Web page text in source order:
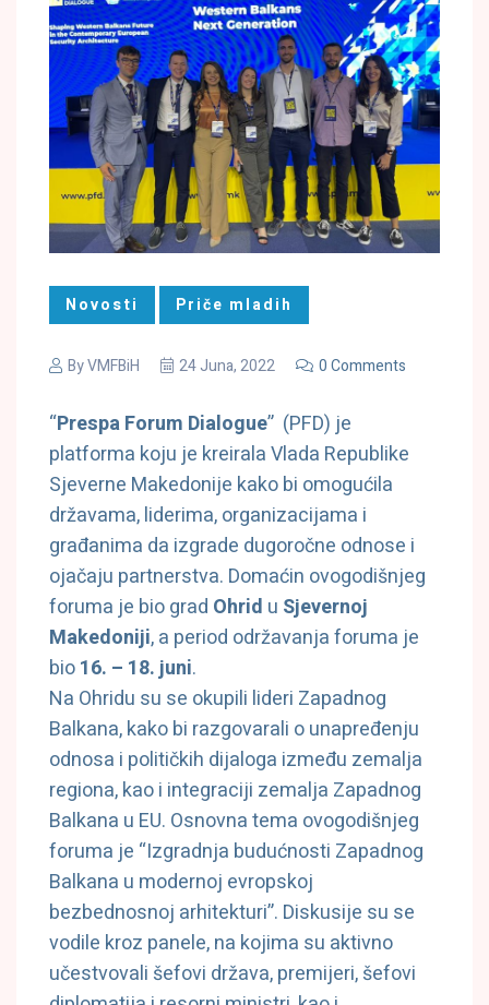
Novosti Priče mladih
ByVMFBiH 24 Juna, 2022 0 Comments
“Prespa Forum Dialogue” (PFD) je
platforma koju je kreirala Vlada Republike
Sjeverne Makedonije kako bi omogućila
državama, liderima, organizacijama i
građanima da izgrade dugoročne odnose i
ojačaju partnerstva. Domaćin ovogodišnjeg
foruma je bio grad Ohrid u Sjevernoj
Makedoniji, a period održavanja foruma je
bio16. – 18. juni.
Na Ohridu su se okupili lideri Zapadnog
Balkana, kako bi razgovarali o unapređenju
odnosa i političkih dijaloga između zemalja
regiona, kao i integraciji zemalja Zapadnog
Balkana u EU. Osnovna tema ovogodišnjeg
foruma je “Izgradnja budućnosti Zapadnog
Balkana u modernoj evropskoj
bezbednosnoj arhitekturi”. Diskusije su se
vodile kroz panele, na kojima su aktivno
učestvovali šefovi država, premijeri, šefovi